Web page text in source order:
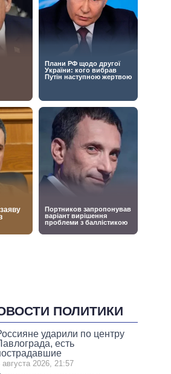
ПОЛИТИКИ
ударили по центру
есть
августа 2026, 21:57